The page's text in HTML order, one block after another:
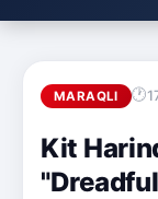
MARAQLI
Kit